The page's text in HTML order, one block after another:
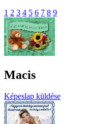
1 2 3 4 5 6 7 8 9
Macis
Képeslap küldése